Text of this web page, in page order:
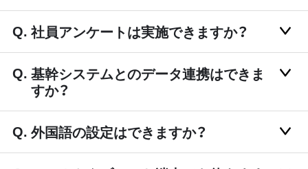
社員アンケートは実施できますか？
基幹システムとのデータ連携はできま
すか？
外国語の設定はできますか？